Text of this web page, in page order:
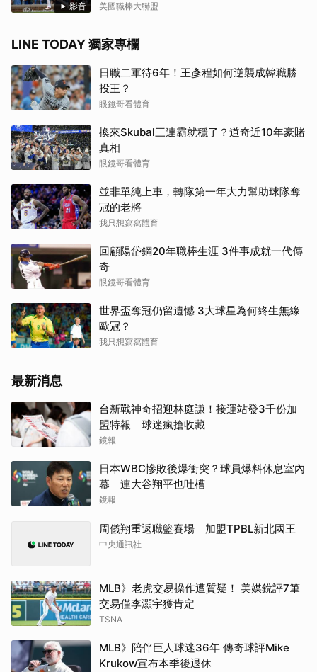
影音 美國職棒大聯盟
LINE TODAY 獨家專欄
日職二軍待6年！王彥程如何逆襲成韓職勝
投王？
眼鏡哥看體育
換來Skubal三連霸就穩了？道奇近10年豪賭
真相
眼鏡哥看體育
並非單純上車，轉隊第一年大力幫助球隊奪
冠的老將
我只想寫寫體育
回顧陽岱鋼20年職棒生涯 3件事成就一代傳
奇
眼鏡哥看體育
世界盃奪冠仍留遺憾 3大球星為何終生無緣
歐冠？
我只想寫寫體育
最新消息
台新戰神奇招迎林庭謙！接運站發3千份加
盟特報 球迷瘋搶收藏
鏡報
日本WBC慘敗後爆衝突？球員爆料休息室內
幕 連大谷翔平也吐槽
鏡報
周儀翔重返職籃賽場 加盟TPBL新北國王
中央通訊社
MLB》老虎交易操作遭質疑！ 美媒銳評7筆
交易僅李灝宇獲肯定
TSNA
MLB》陪伴巨人球迷36年 傳奇球評Mike
Krukow宣布本季後退休